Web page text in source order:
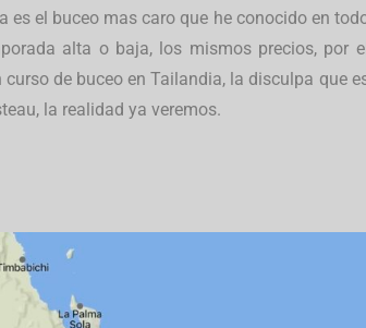
es el buceo mas caro que he conocido en
alta o baja, los mismos precios, por el
de buceo en Tailandia, la disculpa que
la realidad ya veremos.